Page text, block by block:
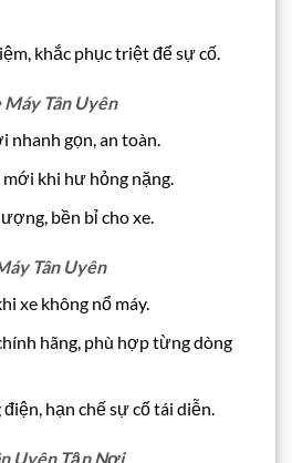
khắc phục triệt để sự cố.
Máy Tân Uyên
nhanh gọn, an toàn.
khi hư hỏng nặng.
bền bỉ cho xe.
Tân Uyên
xe không nổ máy.
hãng, phù hợp từng dòng
hạn chế sự cố tái diễn.
Uyên Tận Nơi